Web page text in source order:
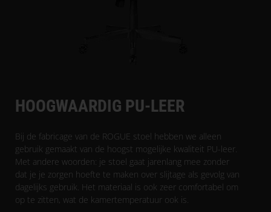
HOOGWAARDIG PU-LEER
Bij de fabricage van de ROGUE stoel hebben we alleen
gebruik gemaakt van de hoogst mogelijke kwaliteit PU-leer.
Met andere woorden: je stoel gaat jarenlang mee zonder
dat je je zorgen hoefte te maken over slijtage als gevolg van
dagelijks gebruik. Het materiaal is ook zeer comfortabel om
op te zitten, wat de kamertemperatuur ook is.